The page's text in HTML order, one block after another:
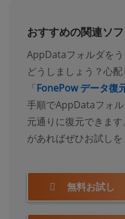
おすすめの関連ソフ
AppDataフォルダを
どうしましょう？心配
「FonePow データ復
手順でAppDataフォ
元通りに復元できま
があればぜひお試しを
無料お試し